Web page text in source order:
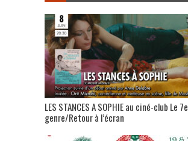
LES STANCES A SOPHIE au ciné-club Le 7e
genre/Retour à l’écran